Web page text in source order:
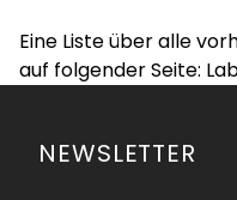
Eine Liste über alle
auf folgender Seite:
NEWSLETTER